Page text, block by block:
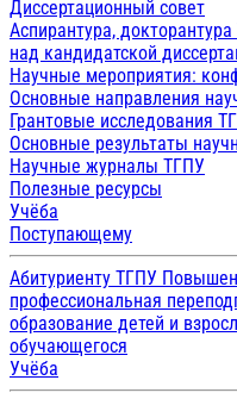
Диссертационный совет
Аспирантура,
над кандидатской
Научные мероприятия:
Основные направления
Грантовые исследования
Основные результаты
Научные журналы ТГПУ
Полезные ресурсы
Учёба
Поступающему
Абитуриенту ТГПУ
профессиональная
образование детей и
обучающегося
Учёба